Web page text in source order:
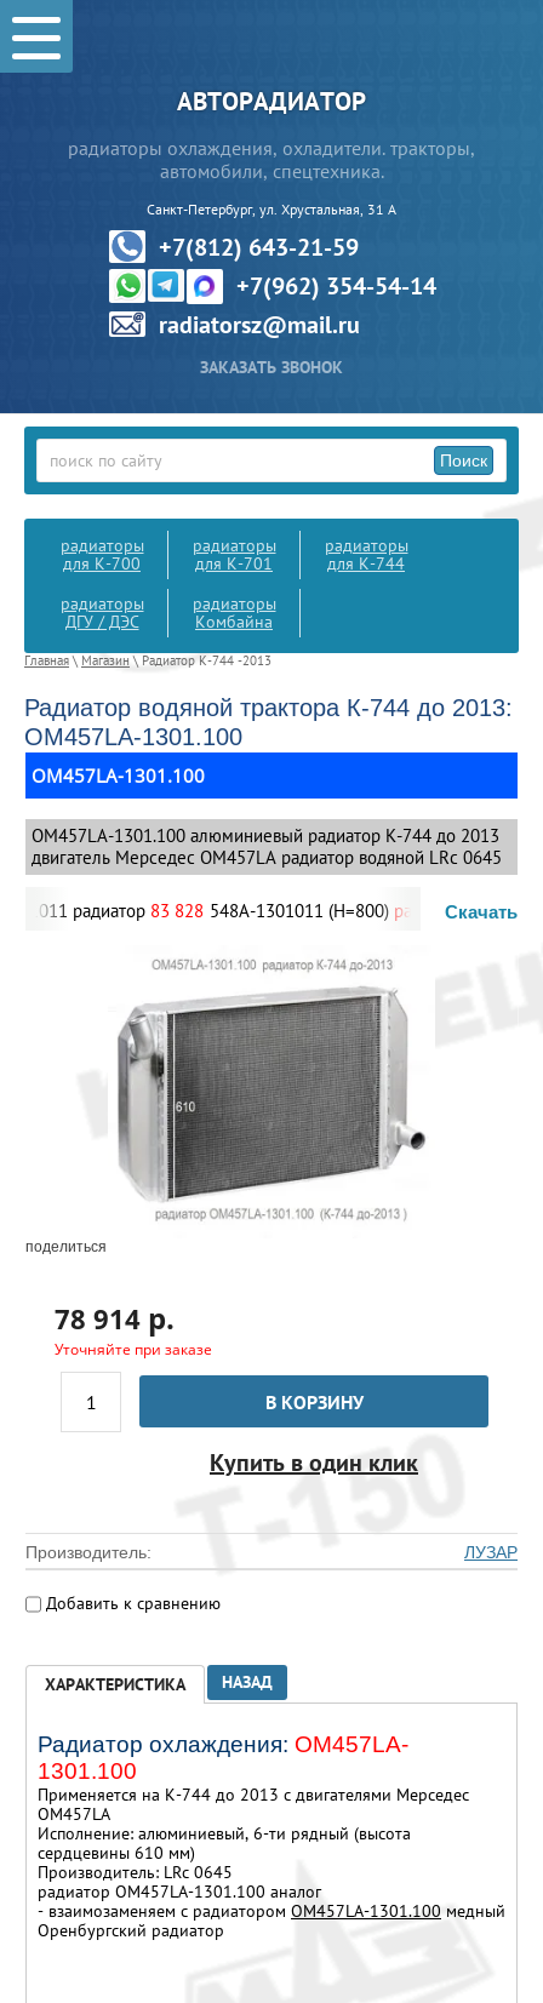
АВТОРАДИАТОР
радиаторы охлаждения, охладители. тракторы,
автомобили, спецтехника.
Санкт-Петербург, ул. Хрустальная, 31 А
+7(812) 643-21-59
+7(962) 354-54-14
radiatorsz@mail.ru
ЗАКАЗАТЬ ЗВОНОК
радиаторы
для К-700
радиаторы
для К-701
радиаторы
для К-744
радиаторы
ДГУ / ДЭС
радиаторы
Комбайна
Главная\ Магазин\ Радиатор К-744 -2013
Радиатор водяной трактора К-744 до 2013:
ОМ457LA-1301.100
ОМ457LA-1301.100
ОМ457LA-1301.100 алюминиевый радиатор К-744 до 2013
двигатель Мерседес OM457LA радиатор водяной LRc 0645
радиатор83 828 548А-1301011 (Н=800)радиатор БелАЗ,
Скачать
поделиться
78 914 р.
Уточняйте при заказе
В КОРЗИНУ
Купить в один клик
Производитель: ЛУЗАР
Добавить к сравнению
ХАРАКТЕРИСТИКА НАЗАД
Радиатор охлаждения: ОМ457LA-
1301.100
Применяется на К-744 до 2013 с двигателями Мерседес
OM457LA
Исполнение: алюминиевый, 6-ти рядный (высота
сердцевины 610 мм)
Производитель: LRc 0645
радиатор ОМ457LA-1301.100 аналог
- взаимозаменяем с радиатором ОМ457LA-1301.100 медный
Оренбургский радиатор